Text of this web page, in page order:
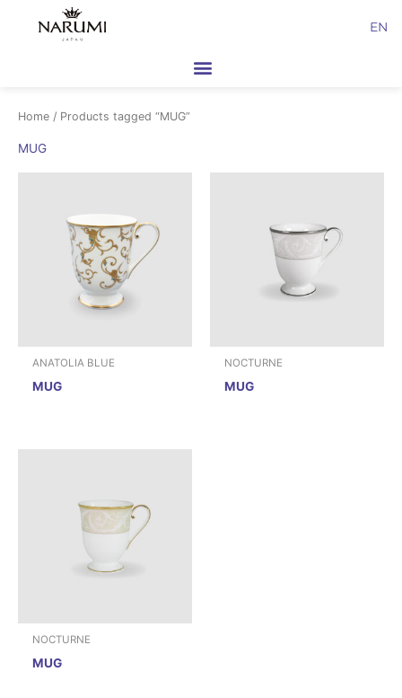
EN
Home / Products tagged “MUG”
MUG
ANATOLIA BLUE
MUG
NOCTURNE
MUG
NOCTURNE
MUG